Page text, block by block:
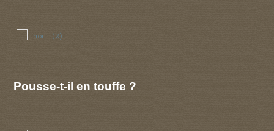
non (2)
Pousse-t-il en touffe ?